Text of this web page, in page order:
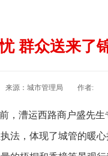
群众送来了
来源：城市管理局 作者:
，漕运西路商户盛先
法，体现了城管的暖心